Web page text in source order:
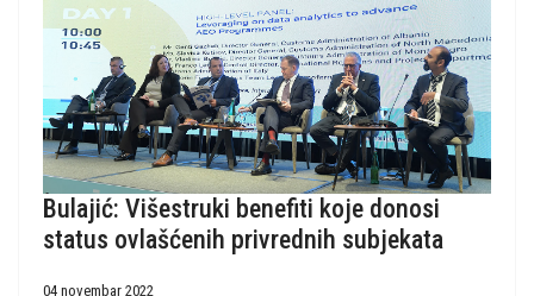
Bulajić: Višestruki benefiti koje donosi
status ovlašćenih privrednih subjekata
04 novembar 2022